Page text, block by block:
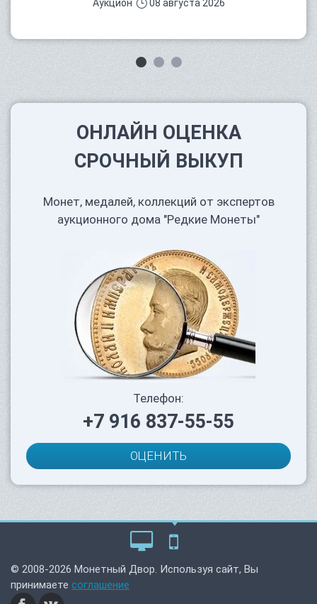
Аукцион 08 августа 2026
ОНЛАЙН ОЦЕНКА
СРОЧНЫЙ ВЫКУП
Монет, медалей, коллекций от экспертов
аукционного дома "Редкие Монеты"
Телефон:
+7 916 837-55-55
ОЦЕНИТЬ
© 2008-2026 Монетный Двор. Используя сайт, Вы
принимаете соглашение